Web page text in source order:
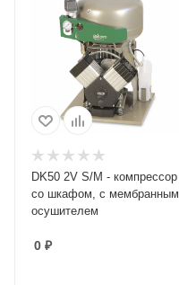
DK50 2V S/M - компрессор
со шкафом, с мембранным
осушителем
0 ₽